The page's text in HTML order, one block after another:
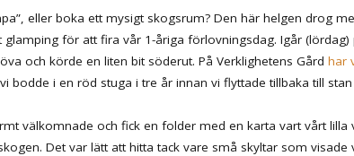
eller boka ett mysigt skogsrum? Den här helgen drog
glamping för att fira vår 1-åriga förlovningsdag. Igår (lördag)
och körde en liten bit söderut. På Verklighetens Gård har
bodde i en röd stuga i tre år innan vi flyttade tillbaka till stan
välkomnade och fick en folder med en karta vart vårt lilla
Det var lätt att hitta tack vare små skyltar som visade